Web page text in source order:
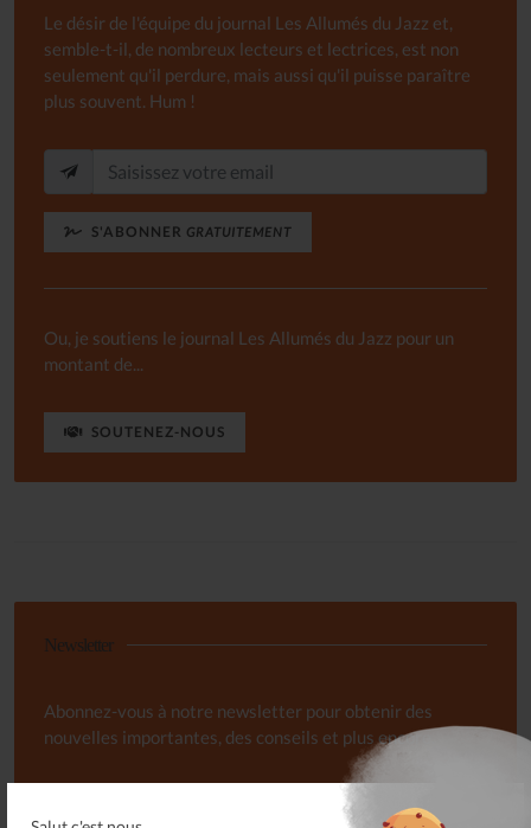
Le désir de l'équipe du journal Les Allumés du Jazz et,
semble-t-il, de nombreux lecteurs et lectrices, est non
seulement qu'il perdure, mais aussi qu'il puisse paraître
plus souvent. Hum !
S'ABONNER GRATUITEMENT
Ou, je soutiens le journal Les Allumés du Jazz pour un
montant de...
SOUTENEZ-NOUS
Newsletter
Abonnez-vous à notre newsletter pour obtenir des
nouvelles importantes, des conseils et plus encore.